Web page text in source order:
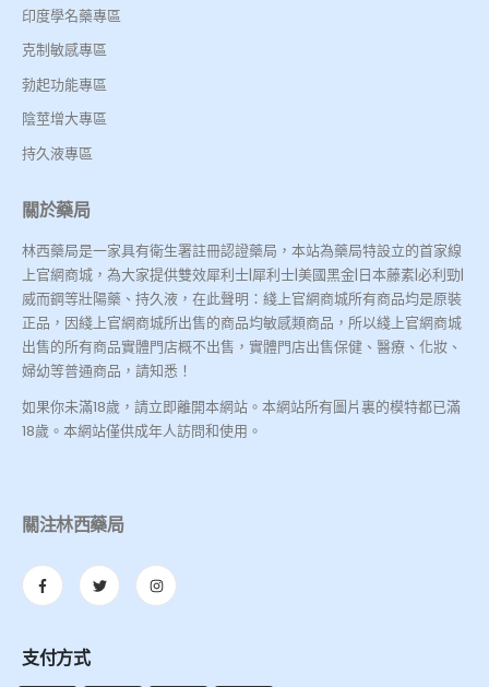
印度學名藥專區
克制敏感專區
勃起功能專區
陰莖增大專區
持久液專區
關於藥局
林西藥局是一家具有衛生署註冊認證藥局，本站為藥局特設立的首家線
上官網商城，為大家提供雙效犀利士|犀利士|美國黑金|日本藤素|必利勁|
威而鋼等壯陽藥、持久液，在此聲明：綫上官網商城所有商品均是原裝
正品，因綫上官網商城所出售的商品均敏感類商品，所以綫上官網商城
出售的所有商品實體門店概不出售，實體門店出售保健、醫療、化妝、
婦幼等普通商品，請知悉！
如果你未滿18歲，請立即離開本網站。本網站所有圖片裏的模特都已滿
18歲。本網站僅供成年人訪問和使用。
關注林西藥局
支付方式